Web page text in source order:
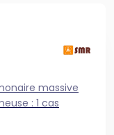
massive
: 1 cas